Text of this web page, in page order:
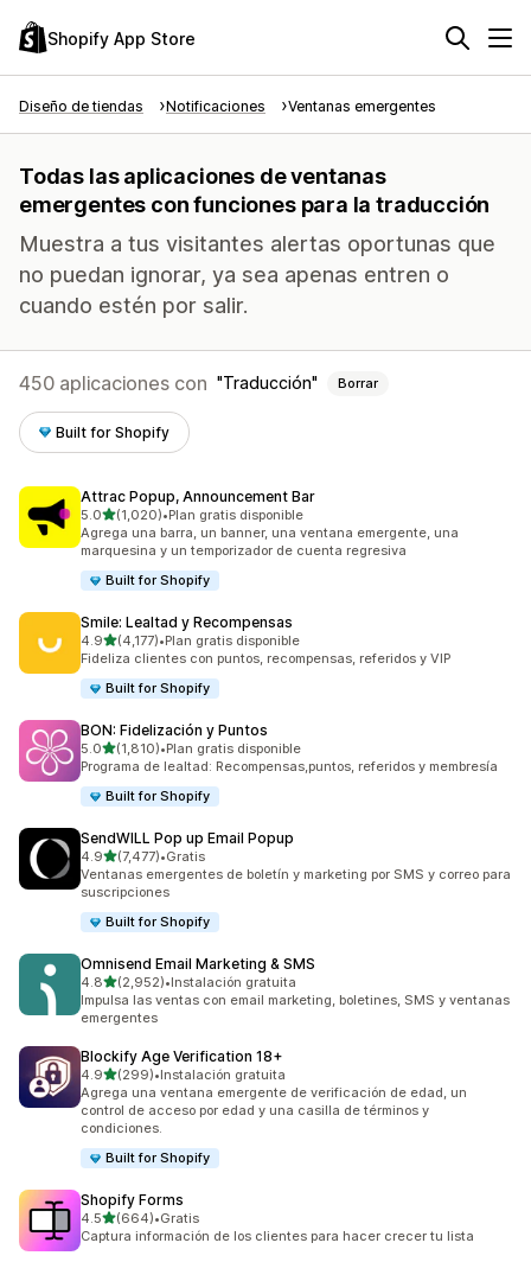
Shopify App Store
Diseño de tiendas Notificaciones Ventanas emergentes
Todas las aplicaciones de ventanas
emergentes con funciones para la traducción
Muestra a tus visitantes alertas oportunas que
no puedan ignorar, ya sea apenas entren o
cuando estén por salir.
450 aplicaciones con Traducción Borrar
Built for Shopify
Attrac Popup, Announcement Bar
5.0de 5 estrellas
(1,020)
1020 reseñas en total
•Plan gratis disponible
Agrega una barra, un banner, una ventana emergente, una
marquesina y un temporizador de cuenta regresiva
Built for Shopify
Smile: Lealtad y Recompensas
4.9de 5 estrellas
(4,177)
4177 reseñas en total
•Plan gratis disponible
Fideliza clientes con puntos, recompensas, referidos y VIP
Built for Shopify
BON: Fidelización y Puntos
5.0de 5 estrellas
(1,810)
1810 reseñas en total
•Plan gratis disponible
Programa de lealtad: Recompensas,puntos, referidos y membresía
Built for Shopify
SendWILL Pop up Email Popup
4.9de 5 estrellas
(7,477)
7477 reseñas en total
•Gratis
Ventanas emergentes de boletín y marketing por SMS y correo para
suscripciones
Built for Shopify
Omnisend Email Marketing & SMS
4.8de 5 estrellas
(2,952)
2952 reseñas en total
•Instalación gratuita
Impulsa las ventas con email marketing, boletines, SMS y ventanas
emergentes
Blockify Age Verification 18+
4.9de 5 estrellas
(299)
299 reseñas en total
•Instalación gratuita
Agrega una ventana emergente de verificación de edad, un
control de acceso por edad y una casilla de términos y
condiciones.
Built for Shopify
Shopify Forms
4.5de 5 estrellas
(664)
664 reseñas en total
•Gratis
Captura información de los clientes para hacer crecer tu lista